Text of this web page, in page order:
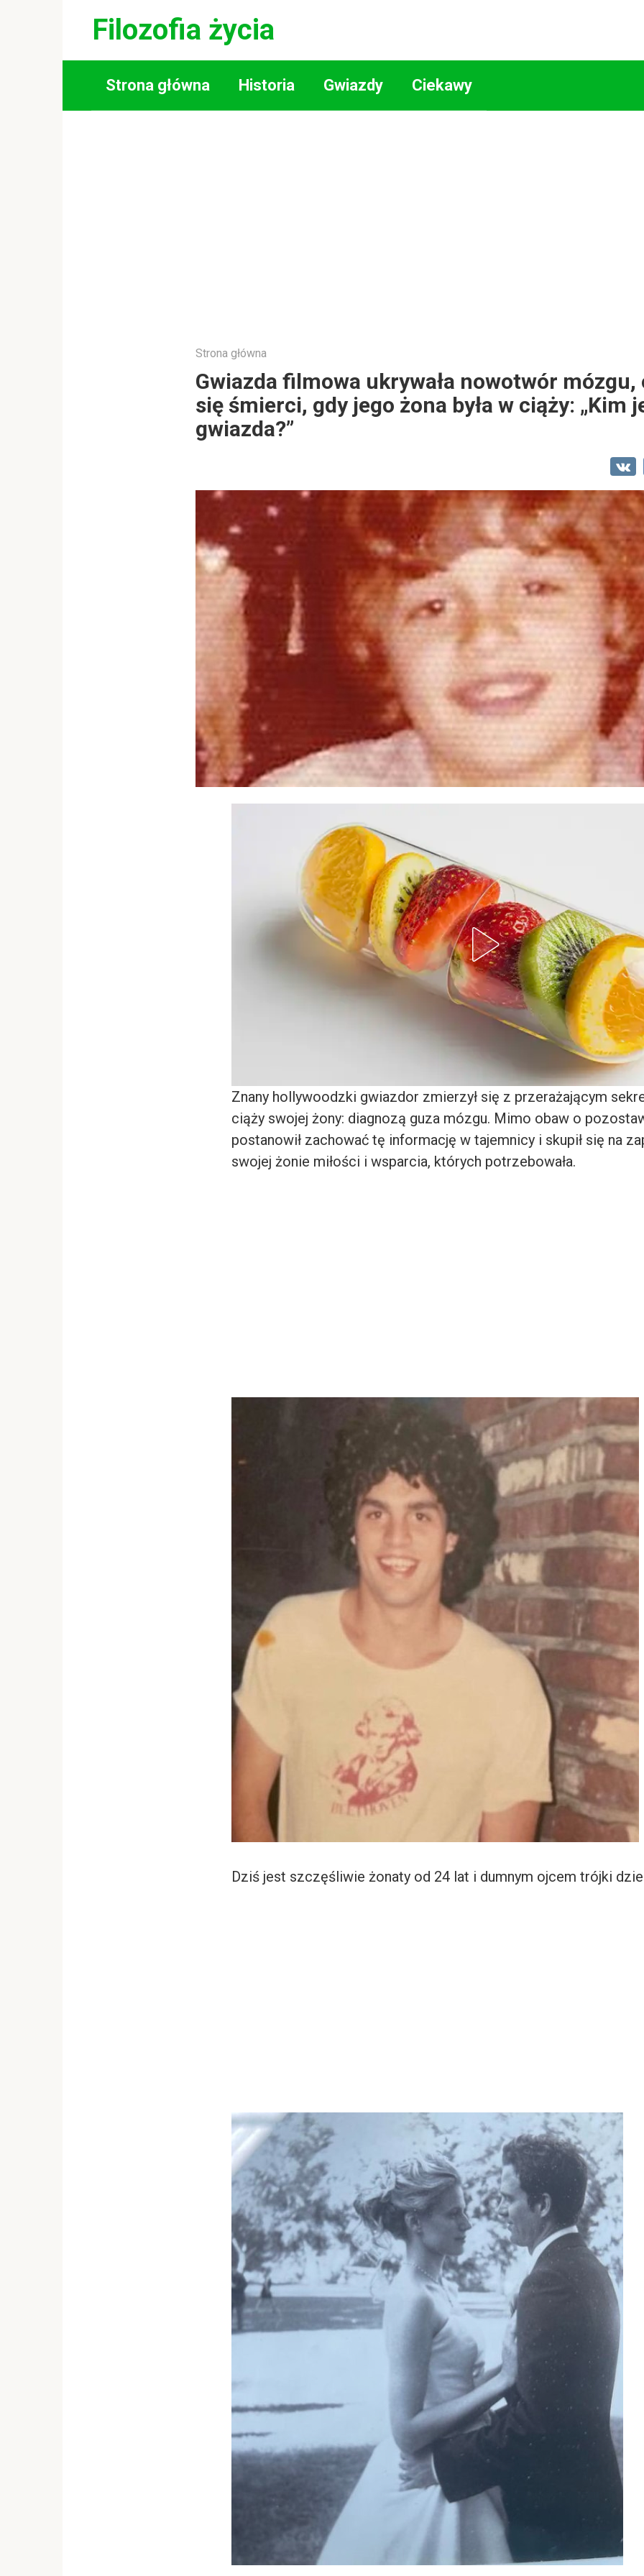
Filozofia życia
Strona główna Historia Gwiazdy Ciekawy
Strona główna
Gwiazda filmowa ukrywała nowotwór mózgu,
się śmierci, gdy jego żona była w ciąży: „Kim
gwiazda?”
Znany hollywoodzki gwiazdor zmierzył się z przerażającym
ciąży swojej żony: diagnozą guza mózgu. Mimo obaw o
postanowił zachować tę informację w tajemnicy i skupił się na
swojej żonie miłości i wsparcia, których potrzebowała.
Dziś jest szczęśliwie żonaty od 24 lat i dumnym ojcem trójki